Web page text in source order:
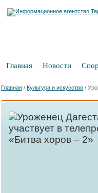
Главная Новости
Главная / Культура и искусство /